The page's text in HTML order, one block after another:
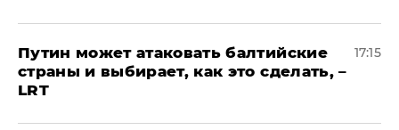
Путин может атаковать балтийские
страны и выбирает, как это сделать, –
LRT
17:15